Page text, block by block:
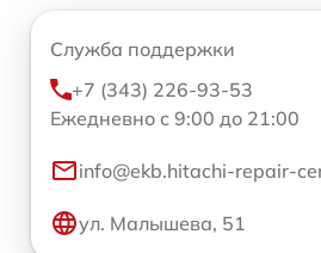
Служба поддержки
+7 (343) 226-93-53
Ежедневно с 9:00 до 21:00
info@ekb.hitachi-repair-
ул. Малышева, 51